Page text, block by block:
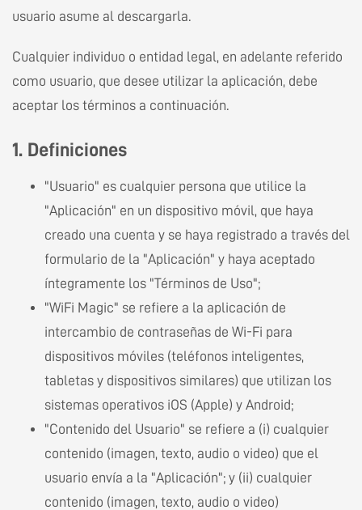
usuario asume al descargarla.
Cualquier individuo o entidad legal, en adelante referido
como usuario, que desee utilizar la aplicación, debe
aceptar los términos a continuación.
1. Definiciones
"Usuario" es cualquier persona que utilice la
"Aplicación" en un dispositivo móvil, que haya
creado una cuenta y se haya registrado a través del
formulario de la "Aplicación" y haya aceptado
íntegramente los "Términos de Uso";
"WiFi Magic" se refiere a la aplicación de
intercambio de contraseñas de Wi-Fi para
dispositivos móviles (teléfonos inteligentes,
tabletas y dispositivos similares) que utilizan los
sistemas operativos iOS (Apple) y Android;
"Contenido del Usuario" se refiere a (i) cualquier
contenido (imagen, texto, audio o video) que el
usuario envía a la "Aplicación"; y (ii) cualquier
contenido (imagen, texto, audio o video)